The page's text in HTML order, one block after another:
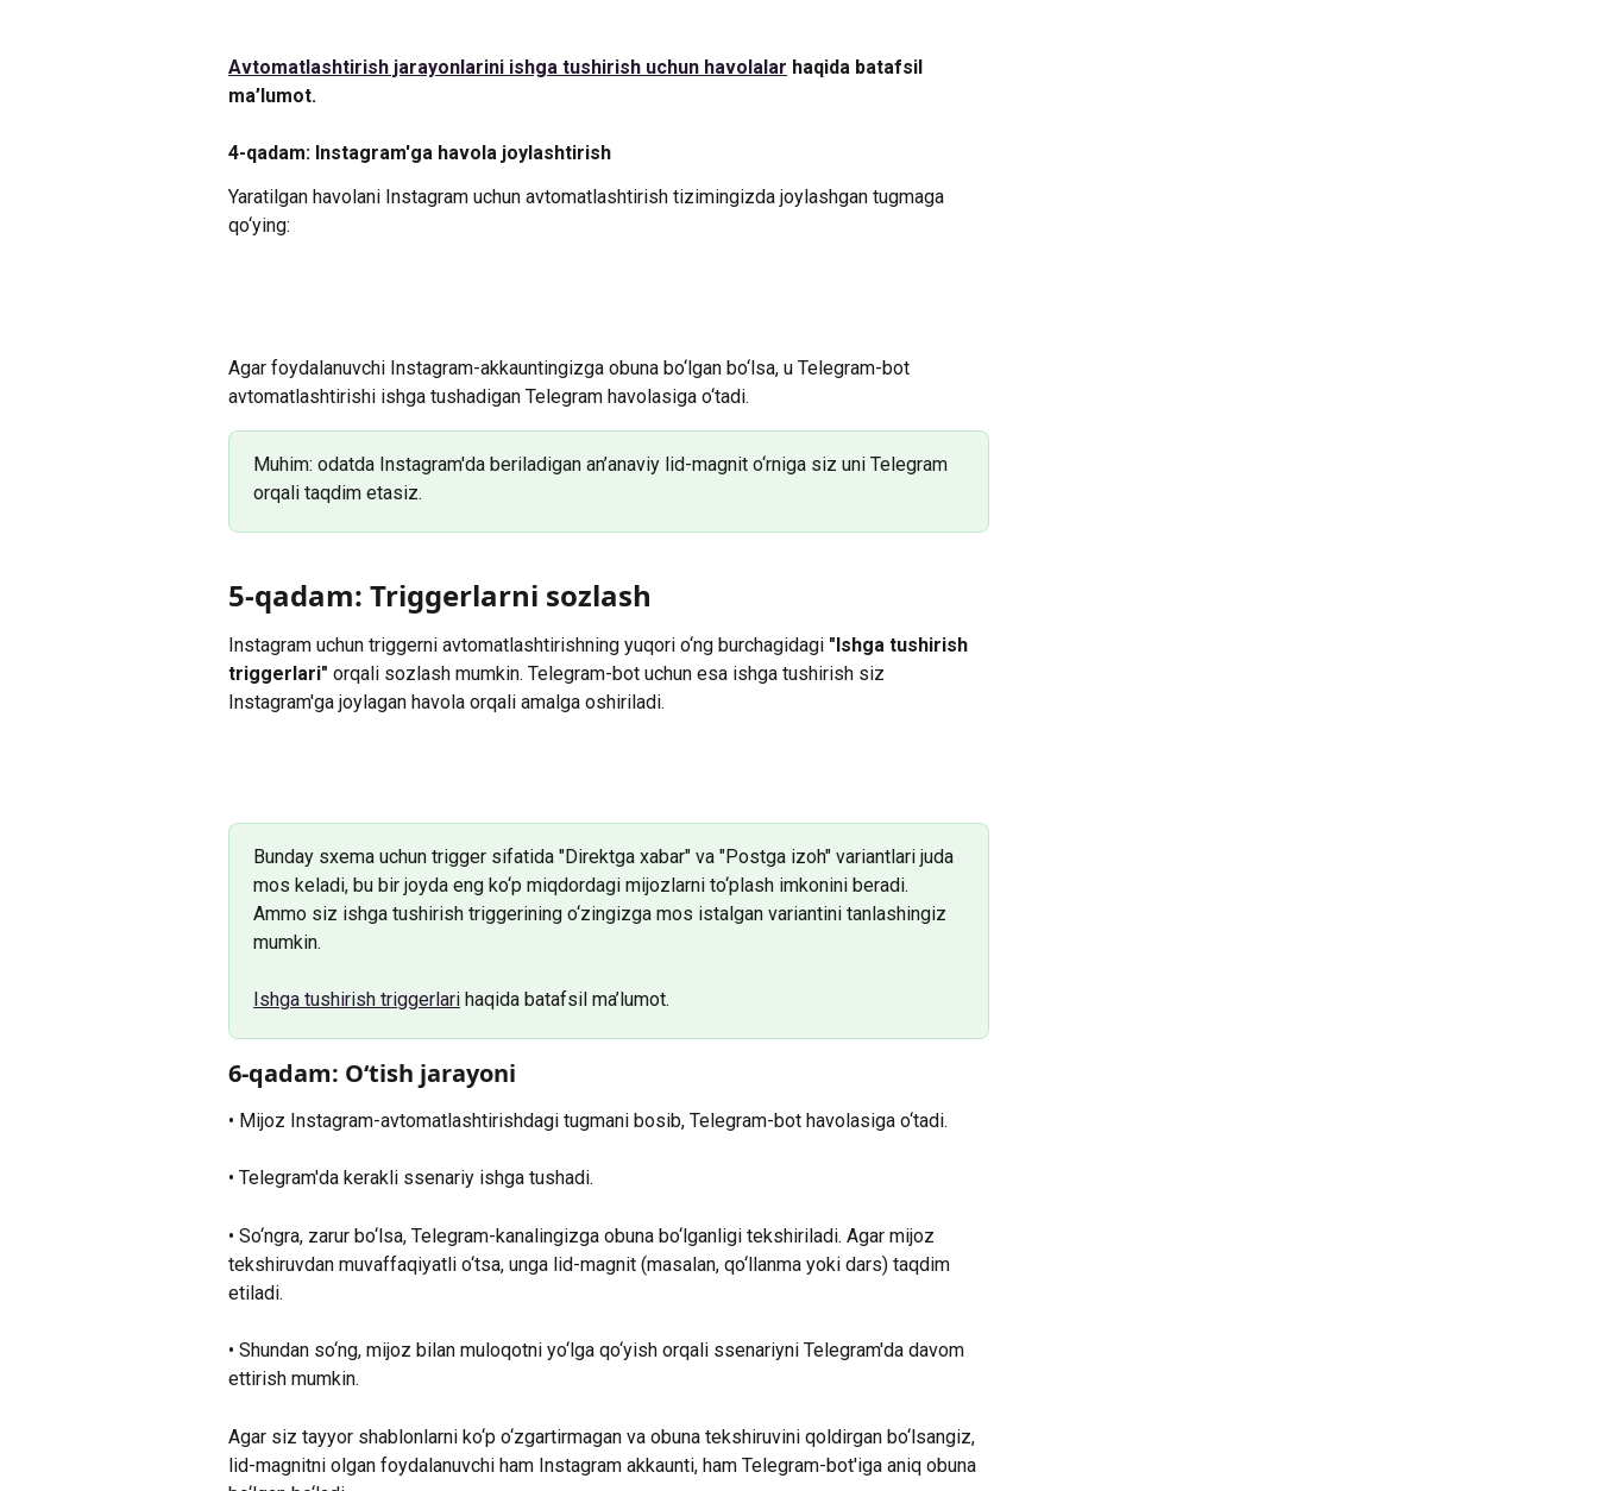
Avtomatlashtirish jarayonlarini ishga tushirish uchun havolalar haqida batafsil
ma’lumot.
4-qadam: Instagram'ga havola joylashtirish
Yaratilgan havolani Instagram uchun avtomatlashtirish tizimingizda joylashgan tugmaga
qo‘ying:
Agar foydalanuvchi Instagram-akkauntingizga obuna bo‘lgan bo‘lsa, u Telegram-bot
avtomatlashtirishi ishga tushadigan Telegram havolasiga o‘tadi.
Muhim: odatda Instagram'da beriladigan an’anaviy lid-magnit o‘rniga siz uni Telegram
orqali taqdim etasiz.
5-qadam: Triggerlarni sozlash
Instagram uchun triggerni avtomatlashtirishning yuqori o‘ng burchagidagi "Ishga tushirish
triggerlari" orqali sozlash mumkin. Telegram-bot uchun esa ishga tushirish siz
Instagram'ga joylagan havola orqali amalga oshiriladi.
Bunday sxema uchun trigger sifatida "Direktga xabar" va "Postga izoh" variantlari juda
mos keladi, bu bir joyda eng ko‘p miqdordagi mijozlarni to‘plash imkonini beradi.
Ammo siz ishga tushirish triggerining o‘zingizga mos istalgan variantini tanlashingiz
mumkin.
Ishga tushirish triggerlari haqida batafsil ma’lumot.
6-qadam: O‘tish jarayoni
• Mijoz Instagram-avtomatlashtirishdagi tugmani bosib, Telegram-bot havolasiga o‘tadi.
• Telegram'da kerakli ssenariy ishga tushadi.
• So‘ngra, zarur bo‘lsa, Telegram-kanalingizga obuna bo‘lganligi tekshiriladi. Agar mijoz
tekshiruvdan muvaffaqiyatli o‘tsa, unga lid-magnit (masalan, qo‘llanma yoki dars) taqdim
etiladi.
• Shundan so‘ng, mijoz bilan muloqotni yo‘lga qo‘yish orqali ssenariyni Telegram'da davom
ettirish mumkin.
Agar siz tayyor shablonlarni ko‘p o‘zgartirmagan va obuna tekshiruvini qoldirgan bo‘lsangiz,
lid-magnitni olgan foydalanuvchi ham Instagram akkaunti, ham Telegram-bot'iga aniq obuna